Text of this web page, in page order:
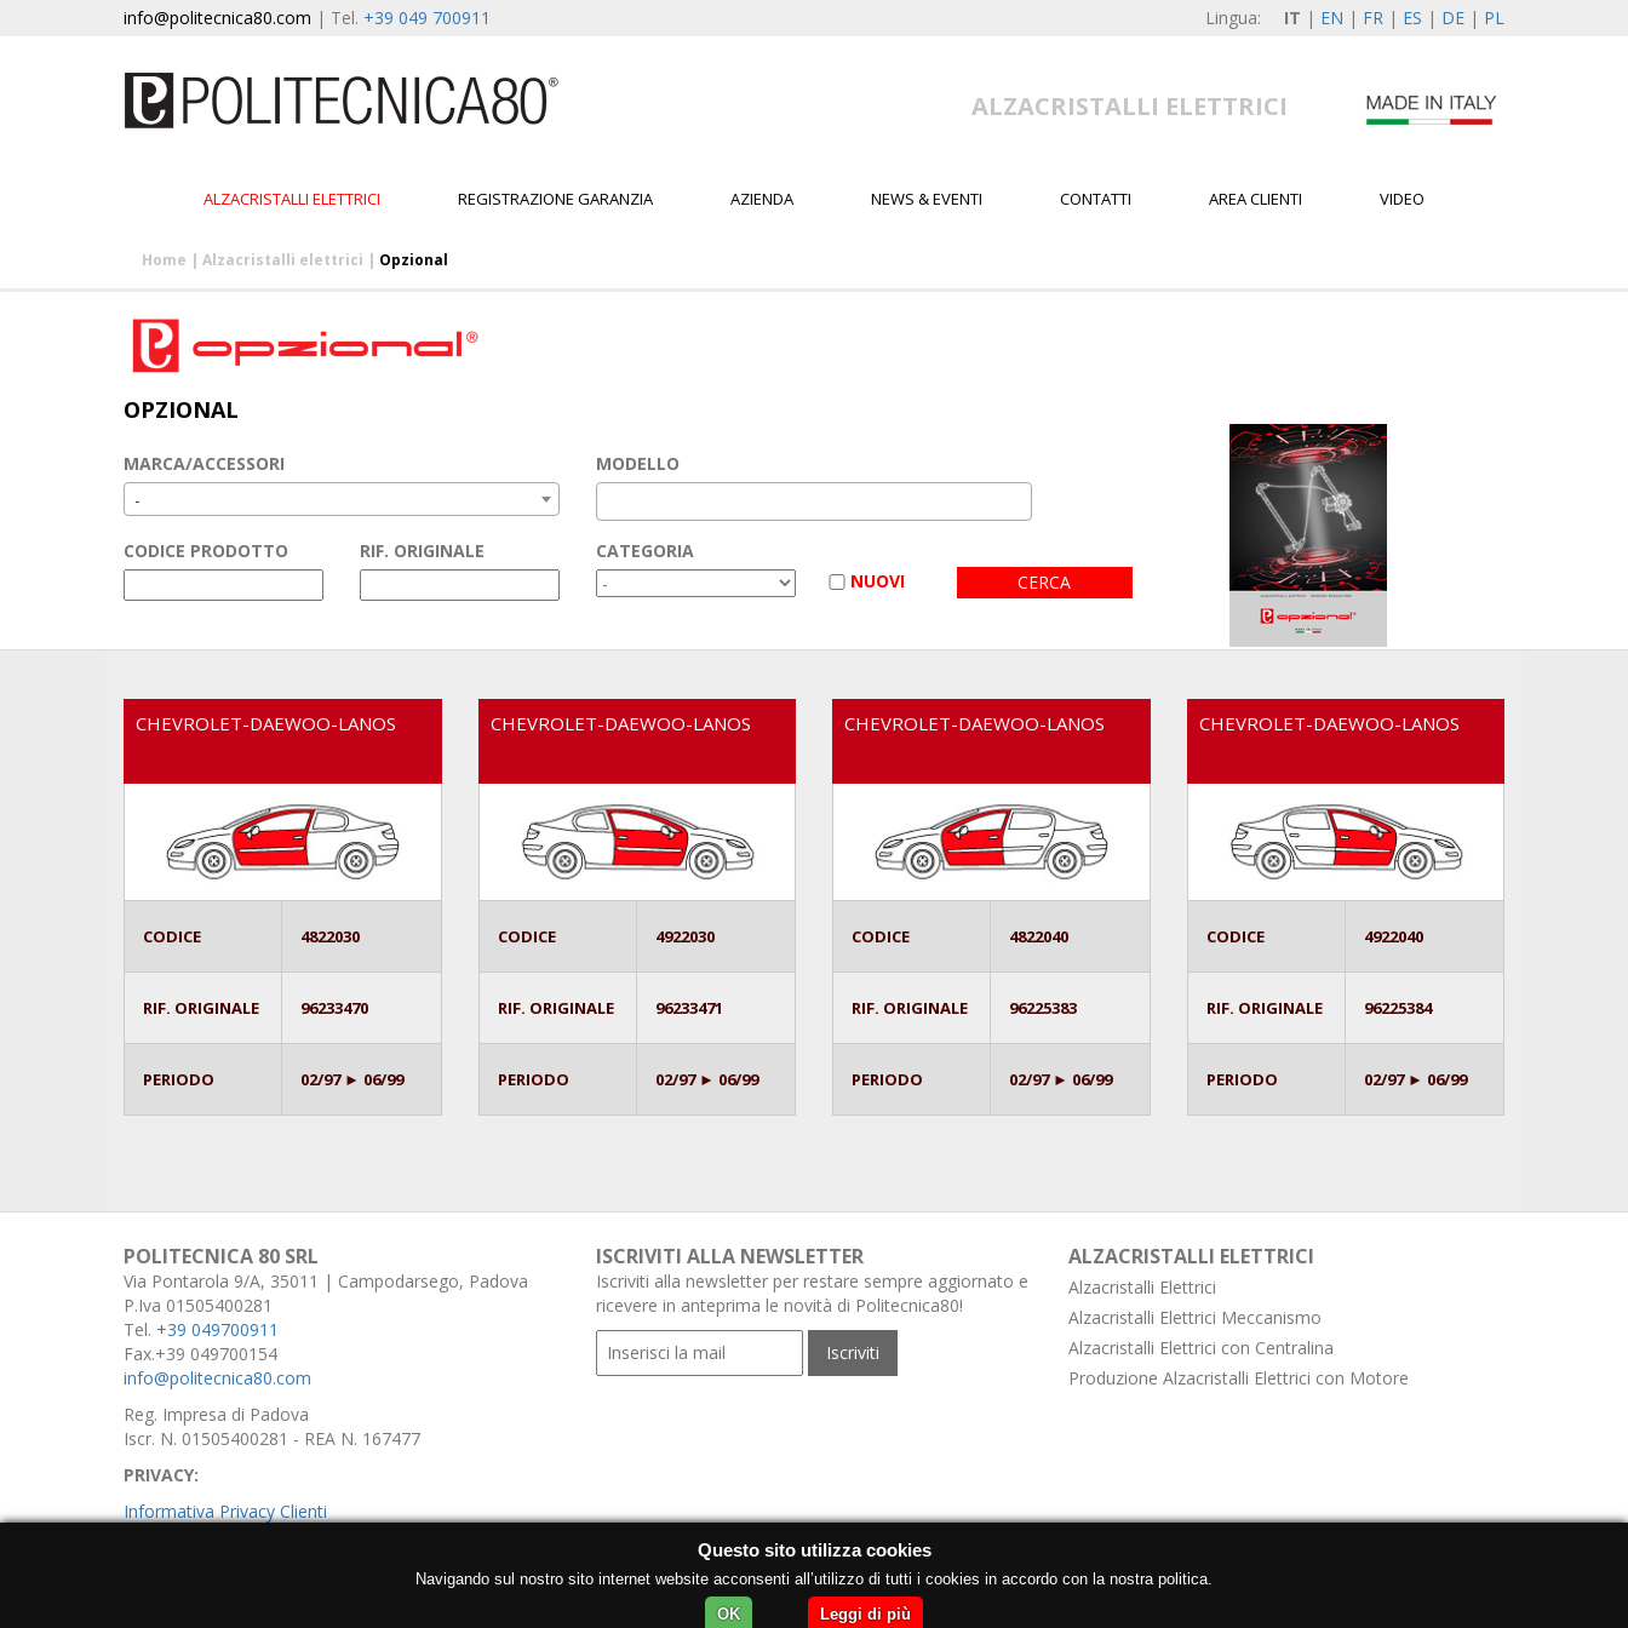
info@politecnica80.com | Tel. +39 049 700911 Lingua: IT | EN | FR | ES | DE | PL
ALZACRISTALLI ELETTRICI
ALZACRISTALLI ELETTRICI REGISTRAZIONE GARANZIA AZIENDA NEWS & EVENTI CONTATTI AREA CLIENTI VIDEO
Home | Alzacristalli elettrici | Opzional
OPZIONAL
MARCA/ACCESSORI
-
MODELLO
CODICE PRODOTTO RIF. ORIGINALE
CATEGORIA
NUOVI
CHEVROLET-DAEWOO-LANOS
CODICE 4822030
RIF. ORIGINALE 96233470
PERIODO 02/97 ► 06/99
CHEVROLET-DAEWOO-LANOS
CODICE 4922030
RIF. ORIGINALE 96233471
PERIODO 02/97 ► 06/99
CHEVROLET-DAEWOO-LANOS
CODICE 4822040
RIF. ORIGINALE 96225383
PERIODO 02/97 ► 06/99
CHEVROLET-DAEWOO-LANOS
CODICE 4922040
RIF. ORIGINALE 96225384
PERIODO 02/97 ► 06/99
POLITECNICA 80 SRL
Via Pontarola 9/A, 35011 | Campodarsego, Padova
P.Iva 01505400281
Tel. +39 049700911
Fax.+39 049700154
info@politecnica80.com
Reg. Impresa di Padova
Iscr. N. 01505400281 - REA N. 167477
PRIVACY:
Informativa Privacy Clienti
ISCRIVITI ALLA NEWSLETTER
Iscriviti alla newsletter per restare sempre aggiornato e
ricevere in anteprima le novità di Politecnica80!
ALZACRISTALLI ELETTRICI
Alzacristalli Elettrici
Alzacristalli Elettrici Meccanismo
Alzacristalli Elettrici con Centralina
Produzione Alzacristalli Elettrici con Motore
Questo sito utilizza cookies
Navigando sul nostro sito internet website acconsenti all’utilizzo di tutti i cookies in accordo con la nostra politica.
OK
Leggi di più